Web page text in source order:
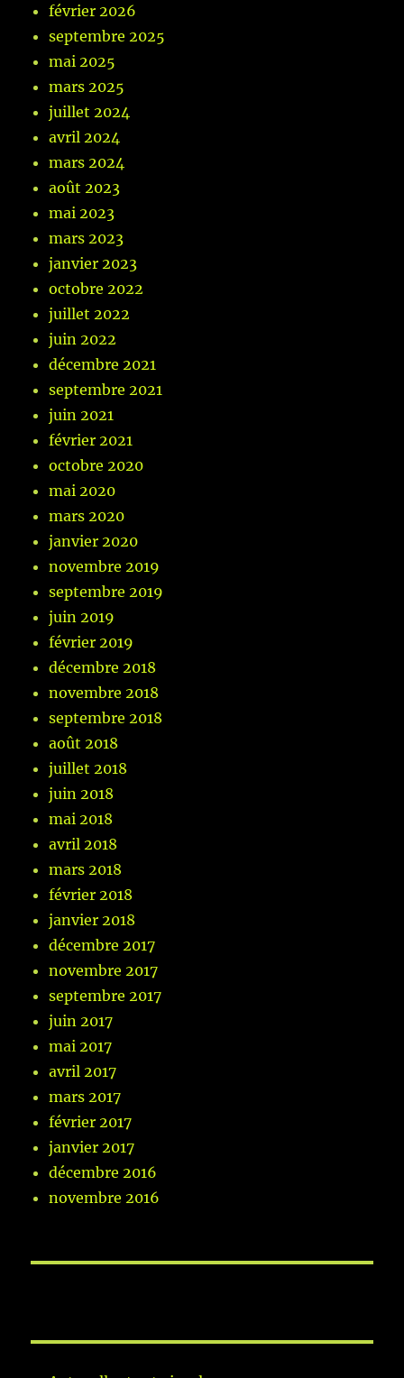
février 2026
septembre 2025
mai 2025
mars 2025
juillet 2024
avril 2024
mars 2024
août 2023
mai 2023
mars 2023
janvier 2023
octobre 2022
juillet 2022
juin 2022
décembre 2021
septembre 2021
juin 2021
février 2021
octobre 2020
mai 2020
mars 2020
janvier 2020
novembre 2019
septembre 2019
juin 2019
février 2019
décembre 2018
novembre 2018
septembre 2018
août 2018
juillet 2018
juin 2018
mai 2018
avril 2018
mars 2018
février 2018
janvier 2018
décembre 2017
novembre 2017
septembre 2017
juin 2017
mai 2017
avril 2017
mars 2017
février 2017
janvier 2017
décembre 2016
novembre 2016